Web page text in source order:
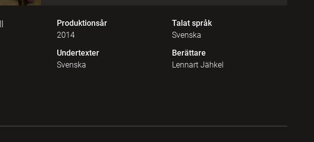
Produktionsår
2014
Talat språk
Svenska
Undertexter
Svenska
Berättare
Lennart Jähkel